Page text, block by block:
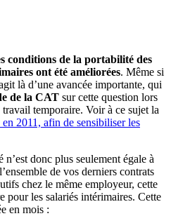
conditions de la portabilité des
ont été améliorées. Même si
là d’une avancée importante, qui
de la CAT sur cette question lors
temporaire. Voir à ce sujet la
2011, afin de sensibiliser les
donc plus seulement égale à
de vos derniers contrats
chez le même employeur, cette
pour les salariés intérimaires. Cette
en mois :